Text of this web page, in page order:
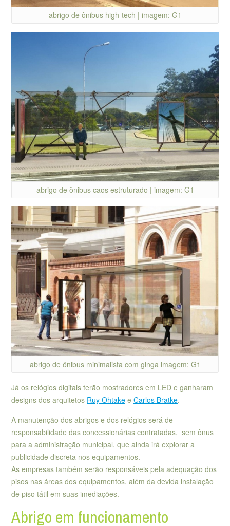
abrigo de ônibus high-tech | imagem: G1
abrigo de ônibus caos estruturado | imagem: G1
abrigo de ônibus minimalista com ginga imagem: G1
Já os relógios digitais terão mostradores em LED e ganharam
designs dos arquitetos Ruy Ohtake e Carlos Bratke.
A manutenção dos abrigos e dos relógios será de
responsabilidade das concessionárias contratadas, sem ônus
para a administração municipal, que ainda irá explorar a
publicidade discreta nos equipamentos.
As empresas também serão responsáveis pela adequação dos
pisos nas áreas dos equipamentos, além da devida instalação
de piso tátil em suas imediações.
Abrigo em funcionamento